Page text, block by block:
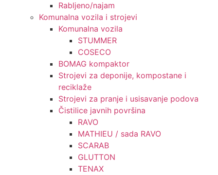
Rabljeno/najam
Komunalna vozila i strojevi
Komunalna vozila
STUMMER
COSECO
BOMAG kompaktor
Strojevi za deponije, kompostane i
reciklaže
Strojevi za pranje i usisavanje podova
Čistilice javnih površina
RAVO
MATHIEU / sada RAVO
SCARAB
GLUTTON
TENAX